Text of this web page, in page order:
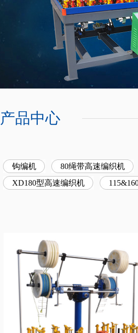
产品中心
钩编机 80绳带高速编织机
XD180型高速编织机